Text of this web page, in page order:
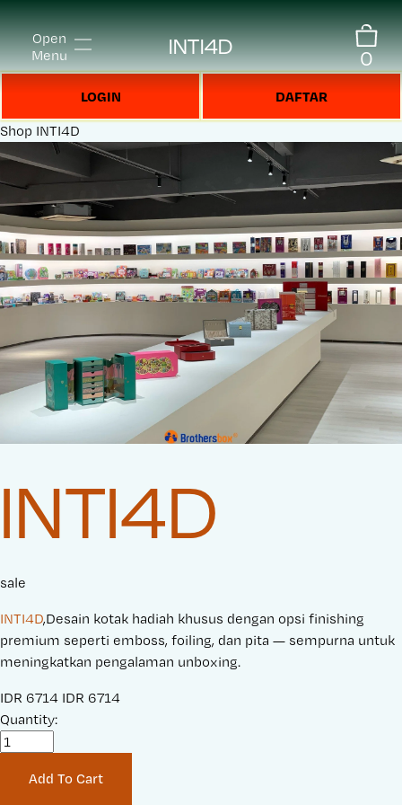
Open
Menu
INTI4D 0
LOGIN DAFTAR
Shop INTI4D
INTI4D
sale
INTI4D,Desain kotak hadiah khusus dengan opsi finishing
premium seperti emboss, foiling, dan pita — sempurna untuk
meningkatkan pengalaman unboxing.
S
a
IDR 6714 O
i
IDR 6714
Quantity:
Add To Cart